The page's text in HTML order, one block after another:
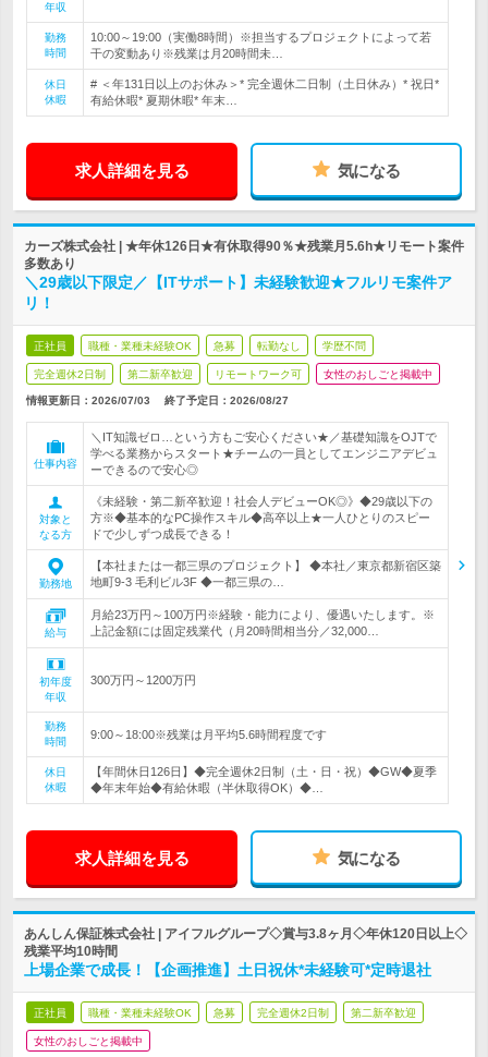
年収
勤務
時間
10:00～19:00（実働8時間）※担当するプロジェクトによって若
干の変動あり※残業は月20時間未…
休日
休暇
# ＜年131日以上のお休み＞* 完全週休二日制（土日休み）* 祝日*
有給休暇* 夏期休暇* 年末…
求人詳細を見る 気になる
カーズ株式会社 | ★年休126日★有休取得90％★残業月5.6h★リモート案件
多数あり
＼29歳以下限定／【ITサポート】未経験歓迎★フルリモ案件ア
リ！
正社員 職種・業種未経験OK 急募 転勤なし 学歴不問
完全週休2日制 第二新卒歓迎 リモートワーク可 女性のおしごと掲載中
情報更新日：2026/07/03 終了予定日： 2026/08/27
仕事内容
＼IT知識ゼロ…という方もご安心ください★／基礎知識をOJTで
学べる業務からスタート★チームの一員としてエンジニアデビュ
ーできるので安心◎
対象と
なる方
《未経験・第二新卒歓迎！社会人デビューOK◎》◆29歳以下の
方※◆基本的なPC操作スキル◆高卒以上★一人ひとりのスピー
ドで少しずつ成長できる！
勤務地
【本社または一都三県のプロジェクト】 ◆本社／東京都新宿区築
地町9-3 毛利ビル3F ◆一都三県の…
給与
月給23万円～100万円※経験・能力により、優遇いたします。※
上記金額には固定残業代（月20時間相当分／32,000…
初年度
年収
300万円～1200万円
勤務
時間
9:00～18:00※残業は月平均5.6時間程度です
休日
休暇
【年間休日126日】◆完全週休2日制（土・日・祝）◆GW◆夏季
◆年末年始◆有給休暇（半休取得OK）◆…
求人詳細を見る 気になる
あんしん保証株式会社 | アイフルグループ◇賞与3.8ヶ月◇年休120日以上◇
残業平均10時間
上場企業で成長！【企画推進】土日祝休*未経験可*定時退社
正社員 職種・業種未経験OK 急募 完全週休2日制 第二新卒歓迎
女性のおしごと掲載中